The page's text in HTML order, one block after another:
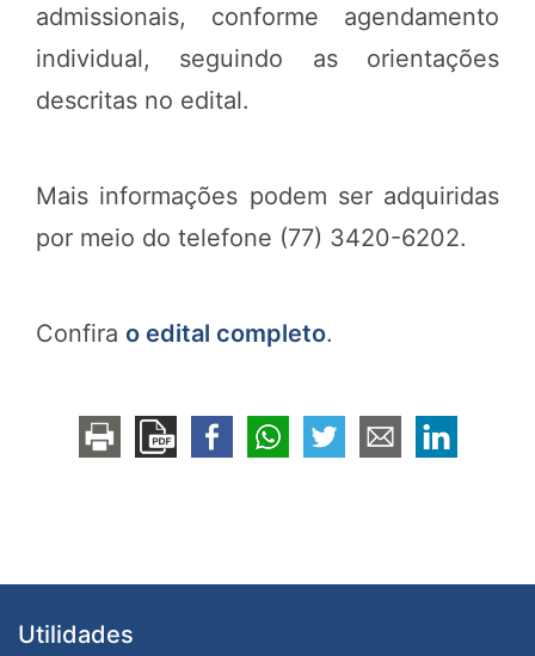
admissionais, conforme agendamento
individual, seguindo as orientações
descritas no edital.
Mais informações podem ser adquiridas
por meio do telefone (77) 3420-6202.
Confira o edital completo.
Utilidades